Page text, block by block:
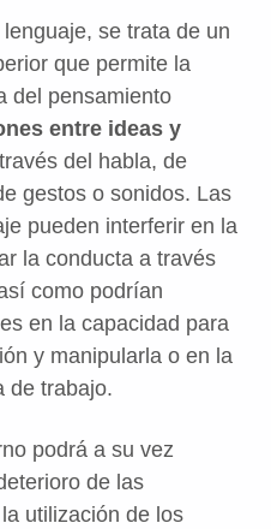
se trata de un
que permite la
del pensamiento
entre ideas y
del habla, de
gestos o sonidos. Las
pueden interferir en la
la conducta a través
como podrían
en la capacidad para
y manipularla o en la
de trabajo.
podrá a su vez
de las
utilización de los